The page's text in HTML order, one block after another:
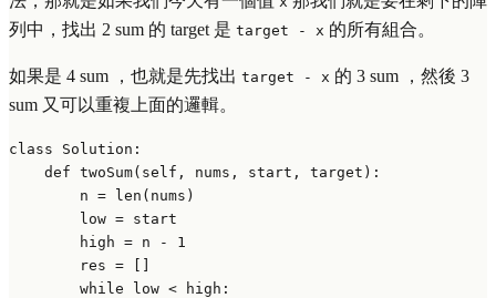
列中，找出 2 sum 的 target 是 target - x 的所有組合。
如果是 4 sum ，也就是先找出 target - x 的 3 sum ，然後 3
sum 又可以重複上面的邏輯。
class Solution :
def twoSum( self, nums, start, target ):
        n =
len (nums)
        low = start
        high = n -
1
        res = []
while low < high: